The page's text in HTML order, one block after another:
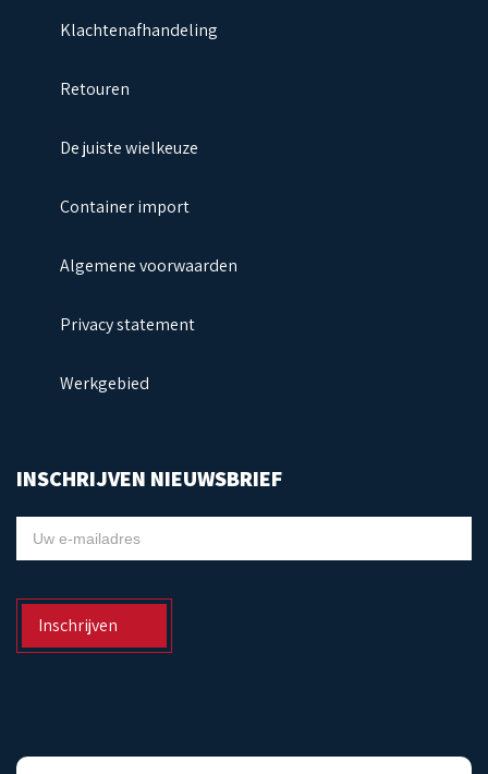
Klachtenafhandeling
Retouren
De juiste wielkeuze
Container import
Algemene voorwaarden
Privacy statement
Werkgebied
INSCHRIJVEN NIEUWSBRIEF
NIEUWSBRIEF
Inschrijven